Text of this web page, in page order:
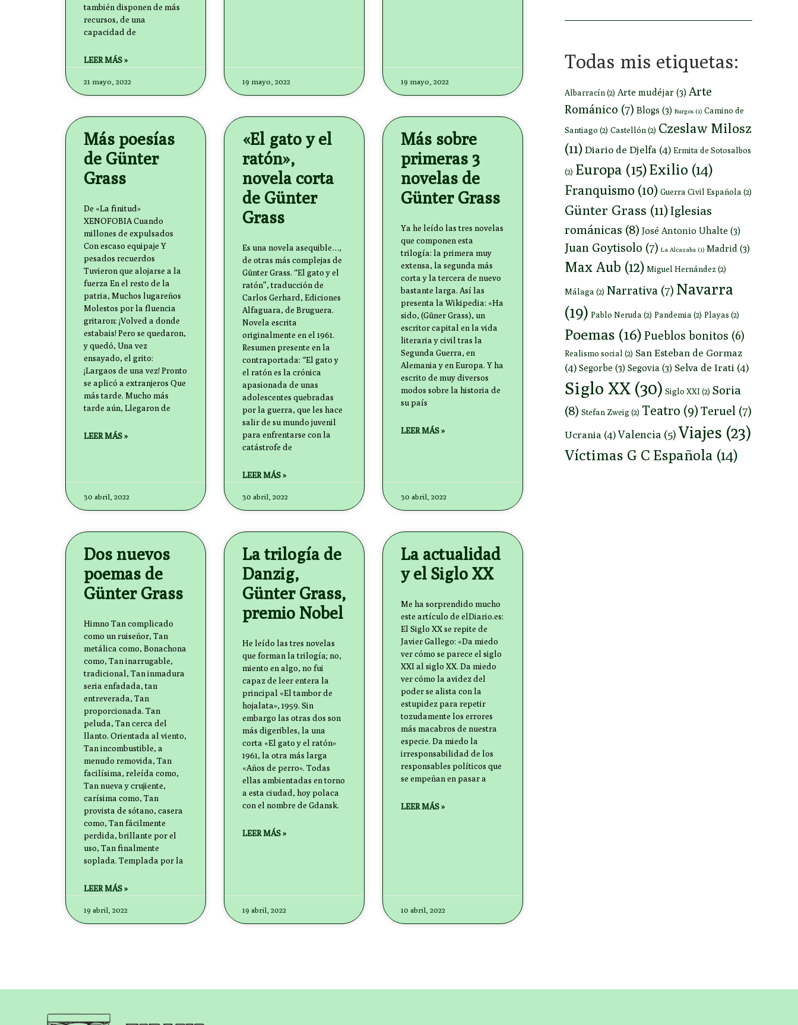
también disponen de más
recursos, de una
capacidad de
LEER MÁS »
21 mayo, 2022 19 mayo, 2022 19 mayo, 2022
Más poesías
de Günter
Grass
De «La finitud»
XENOFOBIA Cuando
millones de expulsados
Con escaso equipaje Y
pesados recuerdos
Tuvieron que alojarse a la
fuerza En el resto de la
patria, Muchos lugareños
Molestos por la fluencia
gritaron: ¡Volved a donde
estabais! Pero se quedaron,
y quedó, Una vez
ensayado, el grito:
¡Largaos de una vez! Pronto
se aplicó a extranjeros Que
más tarde. Mucho más
tarde aún, Llegaron de
LEER MÁS »
30 abril, 2022
«El gato y el
ratón»,
novela corta
de Günter
Grass
Es una novela asequible…,
de otras más complejas de
Günter Grass. “El gato y el
ratón”, traducción de
Carlos Gerhard, Ediciones
Alfaguara, de Bruguera.
Novela escrita
originalmente en el 1961.
Resumen presente en la
contraportada: “El gato y
el ratón es la crónica
apasionada de unas
adolescentes quebradas
por la guerra, que les hace
salir de su mundo juvenil
para enfrentarse con la
catástrofe de
LEER MÁS »
30 abril, 2022
Más sobre
primeras 3
novelas de
Günter Grass
Ya he leído las tres novelas
que componen esta
trilogía: la primera muy
extensa, la segunda más
corta y la tercera de nuevo
bastante larga. Así las
presenta la Wikipedia: «Ha
sido, (Güner Grass), un
escritor capital en la vida
literaria y civil tras la
Segunda Guerra, en
Alemania y en Europa. Y ha
escrito de muy diversos
modos sobre la historia de
su país
LEER MÁS »
30 abril, 2022
Dos nuevos
poemas de
Günter Grass
Himno Tan complicado
como un ruiseñor, Tan
metálica como, Bonachona
como, Tan inarrugable,
tradicional, Tan inmadura
seria enfadada, tan
entreverada, Tan
proporcionada. Tan
peluda, Tan cerca del
llanto. Orientada al viento,
Tan incombustible, a
menudo removida, Tan
facilísima, releída como,
Tan nueva y crujiente,
carísima como, Tan
provista de sótano, casera
como, Tan fácilmente
perdida, brillante por el
uso, Tan finalmente
soplada. Templada por la
LEER MÁS »
19 abril, 2022
La trilogía de
Danzig,
Günter Grass,
premio Nobel
He leído las tres novelas
que forman la trilogía; no,
miento en algo, no fui
capaz de leer entera la
principal «El tambor de
hojalata», 1959. Sin
embargo las otras dos son
más digeribles, la una
corta «El gato y el ratón»
1961, la otra más larga
«Años de perro». Todas
ellas ambientadas en torno
a esta ciudad, hoy polaca
con el nombre de Gdansk.
LEER MÁS »
19 abril, 2022
La actualidad
y el Siglo XX
Me ha sorprendido mucho
este artículo de elDiario.es:
El Siglo XX se repite de
Javier Gallego: «Da miedo
ver cómo se parece el siglo
XXI al siglo XX. Da miedo
ver cómo la avidez del
poder se alista con la
estupidez para repetir
tozudamente los errores
más macabros de nuestra
especie. Da miedo la
irresponsabilidad de los
responsables políticos que
se empeñan en pasar a
LEER MÁS »
10 abril, 2022
Todas mis etiquetas:
Albarracín (2) Arte mudéjar(3) Arte
Románico (7) Blogs (3) Burgos(1) Camino de
Santiago (2) Castellón (2) Czeslaw Milosz
(11) Diario de Djelfa (4) Ermita de Sotosalbos
(2) Europa (15)Exilio (14)
Franquismo(10) Guerra Civil Española (2)
Günter Grass (11)Iglesias
románicas (8) José Antonio Uhalte (3)
Juan Goytisolo (7) La Alcazaba (1) Madrid (3)
Max Aub (12) Miguel Hernández (2)
Málaga (2) Narrativa (7) Navarra
(19) Pablo Neruda (2) Pandemia (2) Playas (2)
Poemas (16) Pueblos bonitos (6)
Realismo social (2) San Esteban de Gormaz
(4) Segorbe (3) Segovia (3) Selva de Irati (4)
Siglo XX(30) Siglo XXI (2) Soria
(8) Stefan Zweig(2) Teatro (9) Teruel (7)
Ucrania (4) Valencia (5) Viajes (23)
Víctimas G C Española (14)